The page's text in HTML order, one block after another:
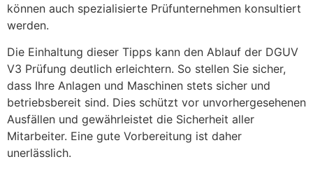
können auch spezialisierte Prüfunternehmen konsultiert
werden.
Die Einhaltung dieser Tipps kann den Ablauf der DGUV
V3 Prüfung deutlich erleichtern. So stellen Sie sicher,
dass Ihre Anlagen und Maschinen stets sicher und
betriebsbereit sind. Dies schützt vor unvorhergesehenen
Ausfällen und gewährleistet die Sicherheit aller
Mitarbeiter. Eine gute Vorbereitung ist daher
unerlässlich.